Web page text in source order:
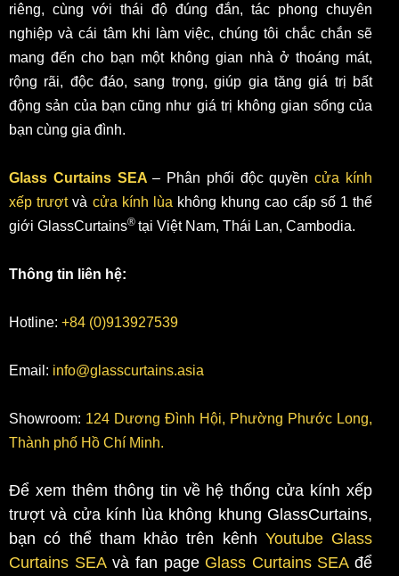
riêng, cùng với thái độ đúng đắn, tác phong chuyên
nghiệp và cái tâm khi làm việc, chúng tôi chắc chắn sẽ
mang đến cho bạn một không gian nhà ở thoáng mát,
rộng rãi, độc đáo, sang trọng, giúp gia tăng giá trị bất
động sản của bạn cũng như giá trị không gian sống của
bạn cùng gia đình.
Glass Curtains SEA– Phân phối độc quyềncửa kính
xếp trượtvà cửa kính lùa không khung cao cấp số 1 thế
giới GlassCurtains® tại Việt Nam, Thái Lan, Cambodia.
Thông tin liên hệ:
Hotline: +84 (0)913927539
Email: info@glasscurtains.asia
Showroom: 124 Dương Đình Hội, Phường Phước Long,
Thành phố Hồ Chí Minh.
Để xem thêm thông tin về hệ thống cửa kính xếp
trượt và cửa kính lùa không khung GlassCurtains,
bạn có thể tham khảo trên kênh Youtube Glass
Curtains SEAvà fan page Glass Curtains SEAđể